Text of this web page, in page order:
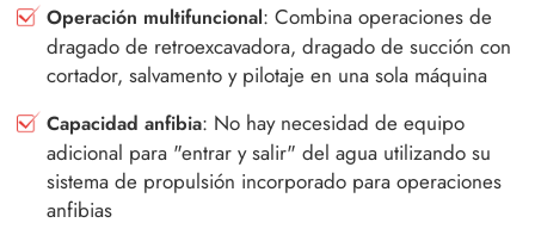
Operación multifuncional: Combina operaciones de
dragado de retroexcavadora, dragado de succión con
cortador, salvamento y pilotaje en una sola máquina
Capacidad anfibia: No hay necesidad de equipo
adicional para "entrar y salir" del agua utilizando su
sistema de propulsión incorporado para operaciones
anfibias